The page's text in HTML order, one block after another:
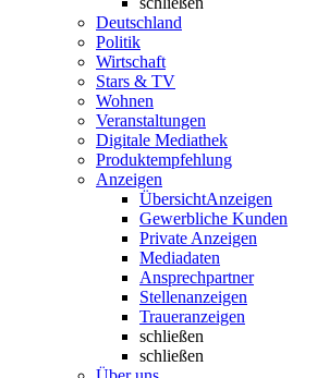
Deutschland
Politik
Wirtschaft
Stars & TV
Wohnen
Veranstaltungen
Digitale Mediathek
Produktempfehlung
Anzeigen
ÜbersichtAnzeigen
Gewerbliche Kunden
Private Anzeigen
Mediadaten
Ansprechpartner
Stellenanzeigen
Traueranzeigen
schließen
schließen